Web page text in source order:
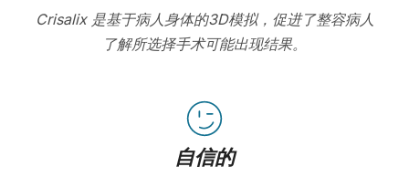
Crisalix 是基于病人身体的3D模拟，促进了整容病人
了解所选择手术可能出现结果。
自信的